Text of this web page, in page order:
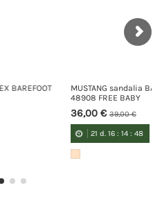
MUSTANG sandalia BAREFOOT
48908 FREE BABY
39,00 €
14:48